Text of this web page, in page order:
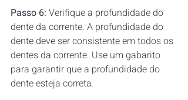
Passo 6: Verifique a profundidade do
dente da corrente. A profundidade do
dente deve ser consistente em todos os
dentes da corrente. Use um gabarito
para garantir que a profundidade do
dente esteja correta.